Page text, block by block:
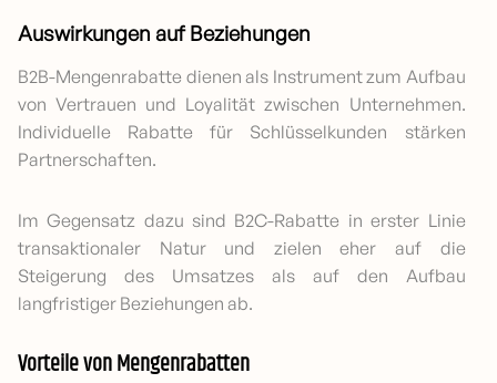
Auswirkungen auf Beziehungen
B2B-Mengenrabatte dienen als Instrument zum Aufbau
von Vertrauen und Loyalität zwischen Unternehmen.
Individuelle Rabatte für Schlüsselkunden stärken
Partnerschaften.
Im Gegensatz dazu sind B2C-Rabatte in erster Linie
transaktionaler Natur und zielen eher auf die
Steigerung des Umsatzes als auf den Aufbau
langfristiger Beziehungen ab.
Vorteile von Mengenrabatten